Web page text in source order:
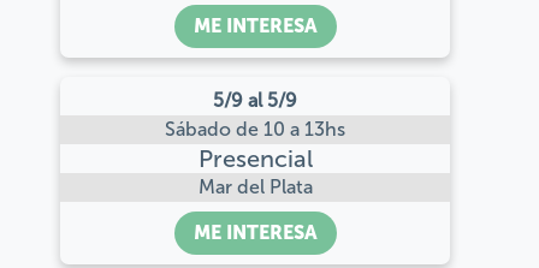
ME INTERESA
5/9 al 5/9
Sábado de 10 a 13hs
Presencial
Mar del Plata
ME INTERESA